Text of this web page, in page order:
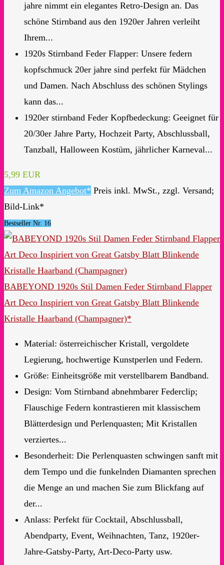
jahre nimmt ein elegantes Retro-Design an. Das
schöne Stirnband aus den 1920er Jahren verleiht
Ihrem...
1920s Stirnband Feder Flapper: Unsere federn
kopfschmuck 20er jahre sind perfekt für Mädchen
und Damen. Nach Abschluss des schönen Stylings
kann das...
1920er stirnband Feder Kopfbedeckung: Geeignet für
20/30er Jahre Party, Hochzeit Party, Abschlussball,
Tanzball, Halloween Kostüm, jährlicher Karneval...
5,99 EUR
Zum Amazon Angebot* Preis inkl. MwSt., zzgl. Versand;
Bild-Link*
Bestseller Nr. 16
BABEYOND 1920s Stil Damen Feder Stirnband Flapper
Art Deco Inspiriert von Great Gatsby Blatt Blinkende
Kristalle Haarband (Champagner)*
Material: österreichischer Kristall, vergoldete
Legierung, hochwertige Kunstperlen und Federn.
Größe: Einheitsgröße mit verstellbarem Bandband.
Design: Vom Stirnband abnehmbarer Federclip;
Flauschige Federn kontrastieren mit klassischem
Blätterdesign und Perlenquasten; Mit Kristallen
verziertes...
Besonderheit: Die Perlenquasten schwingen sanft mit
dem Tempo und die funkelnden Diamanten sprechen
die Menge an und machen Sie zum Blickfang auf
der...
Anlass: Perfekt für Cocktail, Abschlussball,
Abendparty, Event, Weihnachten, Tanz, 1920er-
Jahre-Gatsby-Party, Art-Deco-Party usw.